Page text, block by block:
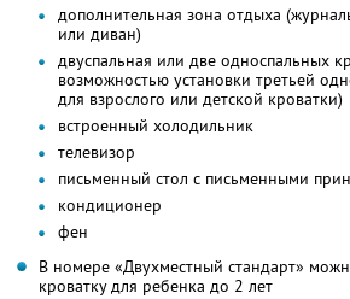
дополнительная зона отдыха
или диван)
двуспальная или две односпальных
возможностью установки третьей
для взрослого или детской кроватки)
встроенный холодильник
телевизор
письменный стол с письменными
кондиционер
фен
В номере «Двухместный стандарт»
кроватку для ребенка до 2 лет